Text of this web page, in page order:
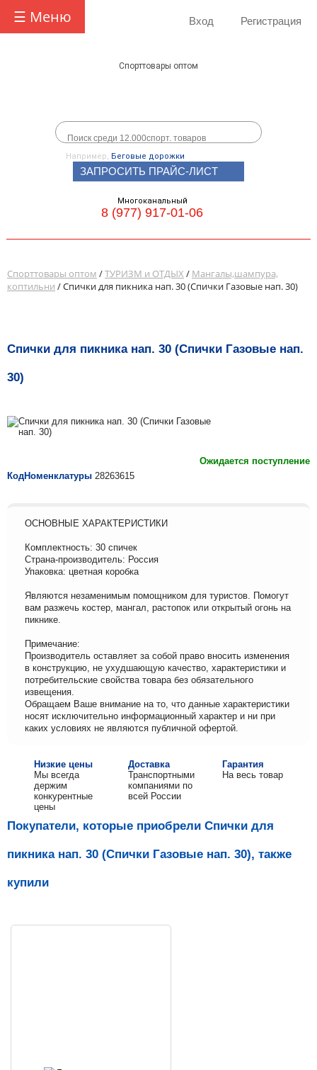
☰ Меню Вход Регистрация
Спорттовары оптом
Например, Беговые дорожки
ЗАПРОСИТЬ ПРАЙС-ЛИСТ
Многоканальный
8 (977) 917-01-06
Спорттовары оптом /ТУРИЗМ и ОТДЫХ / Мангалы,шампура,
коптильни / Спички для пикника нап. 30 (Спички Газовые нап. 30)
Спички для пикника нап. 30 (Спички Газовые нап.
30)
Ожидается поступление
КодНоменклатуры 28263615
ОСНОВНЫЕ ХАРАКТЕРИСТИКИ
Комплектность: 30 спичек
Страна-производитель: Россия
Упаковка: цветная коробка
Являются незаменимым помощником для туристов. Помогут
вам разжечь костер, мангал, растопок или открытый огонь на
пикнике.
Примечание:
Производитель оставляет за собой право вносить изменения
в конструкцию, не ухудшающую качество, характеристики и
потребительские свойства товара без обязательного
извещения.
Обращаем Ваше внимание на то, что данные характеристики
носят исключительно информационный характер и ни при
каких условиях не являются публичной офертой.
Низкие цены
Мы всегда
держим
конкурентные
цены
Доставка
Транспортными
компаниями по
всей России
Гарантия
На весь товар
Покупатели, которые приобрели Спички для
пикника нап. 30 (Спички Газовые нап. 30), также
купили